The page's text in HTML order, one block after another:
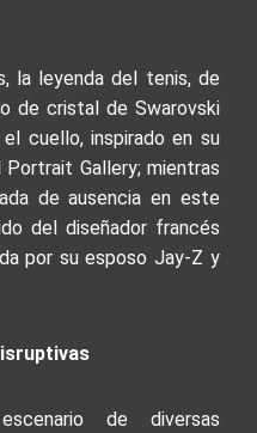
la leyenda del tenis, de
de cristal de Swarovski
cuello, inspirado en su
Gallery; mientras
de ausencia en este
del diseñador francés
por su esposo Jay-Z y
de diversas